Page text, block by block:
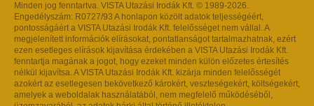
Minden jog fenntartva. VISTA Utazási Irodák Kft. © 1989-2026.
Engedélyszám: R0727/93 A honlapon közölt adatok teljességéért,
pontosságáért a VISTA Utazási Irodák Kft. felelősséget nem vállal. A
megjelenített információk elírásokat, pontatlanságot tartalmazhatnak, ezért
ezen esetleges elírások kijavítása érdekében a VISTA Utazási Irodák Kft.
fenntartja magának a jogot, hogy ezeket minden külön előzetes értesítés
nélkül kijavítsa. A VISTA Utazási Irodák Kft. kizárja minden felelősségét
azokért az esetlegesen bekövetkező károkért, veszteségekért, költségekért,
amelyek a weboldalak használatából, nem megfelelő működéséből,